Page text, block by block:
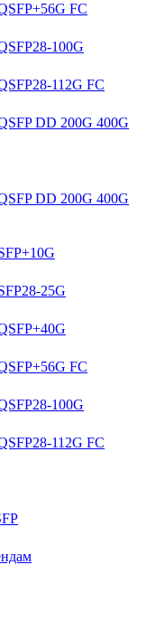
FC
100G
112G FC
DD 200G 400G
DD 200G 400G
25G
FC
100G
112G FC